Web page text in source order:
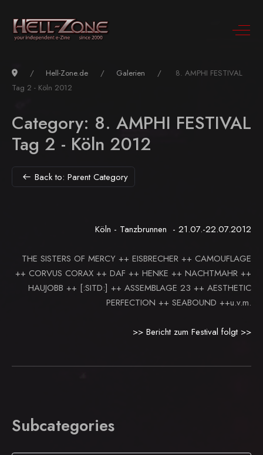
Hell-Zone.de Galerien
8. AMPHI FESTIVAL
Tag 2 - Köln 2012
Category: 8. AMPHI FESTIVAL
Tag 2 - Köln 2012
Back to: Parent Category
Köln - Tanzbrunnen - 21.07.-22.07.2012
THE SISTERS OF MERCY ++ EISBRECHER ++ CAMOUFLAGE
++ CORVUS CORAX ++ DAF ++ HENKE ++ NACHTMAHR ++
HAUJOBB ++ [:SITD:] ++ ASSEMBLAGE 23 ++ AESTHETIC
PERFECTION ++ SEABOUND ++u.v.m.
>> Bericht zum Festival folgt >>
Subcategories